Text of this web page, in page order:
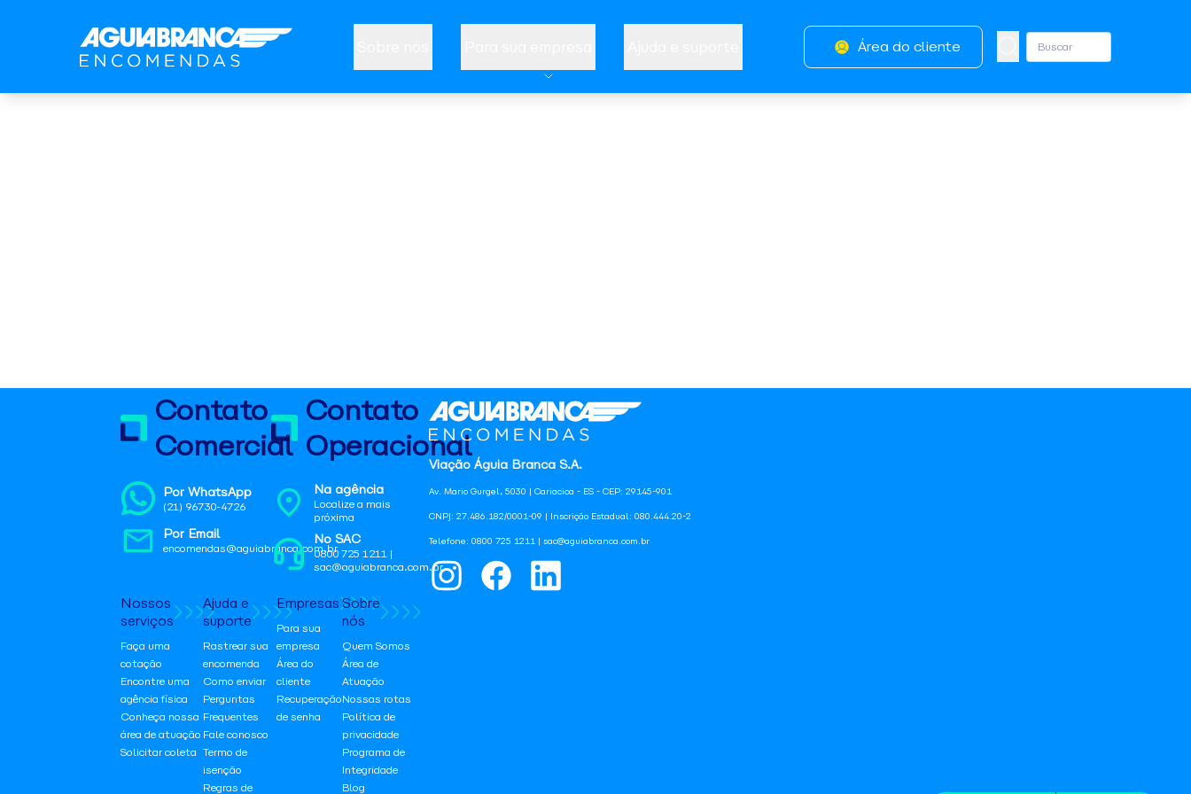
Área do cliente
Viação Águia Branca S.A.
Av. Mario Gurgel, 5030 | Cariacica - ES - CEP: 29145-901
CNPJ: 27.486.182/0001-09 | Inscrição Estadual: 080.444.20-2
Telefone: 0800 725 1211 | sac@aguiabranca.com.br
Contato
Comercial
Por WhatsApp
(21) 96730-4726
Por Email
encomendas@aguiabranca.com.br
Contato
Operacional
Na agência
Localize a mais
próxima
No SAC
0800 725 1211 |
sac@aguiabranca.com.br
Nossos
serviços
Faça uma
cotação
Encontre uma
agência física
Conheça nossa
área de atuação
Solicitar coleta
Ajuda e
suporte
Rastrear sua
encomenda
Como enviar
Perguntas
Frequentes
Fale conosco
Termo de
isenção
Regras de
Empresas
Para sua
empresa
Área do
cliente
Recuperação
de senha
Sobre
nós
Quem Somos
Área de
Atuação
Nossas rotas
Política de
privacidade
Programa de
Integridade
Blog